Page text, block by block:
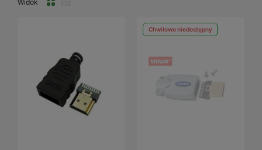
Widok
Chwilowo niedostępny